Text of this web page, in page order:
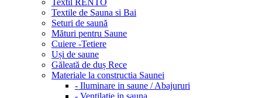
Textil RENTO
Textile de Sauna si Bai
Seturi de saună
Mături pentru Saune
Cuiere -Tetiere
Uși de saune
Găleată de duș Rece
Materiale la constructia Saunei
- Iluminare in saune / Abajururi
- Ventilatie in sauna